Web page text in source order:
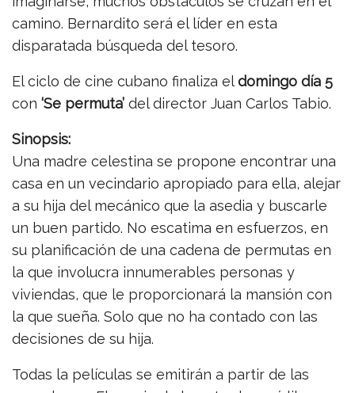
camino. Bernardito será el líder en esta
disparatada búsqueda del tesoro.
El ciclo de cine cubano finaliza eldomingo día 5
con ‘Se permuta’ del director Juan Carlos Tabio.
Sinopsis:
Una madre celestina se propone encontrar una
casa en un vecindario apropiado para ella, alejar
a su hija del mecánico que la asedia y buscarle
un buen partido. No escatima en esfuerzos, en
su planificación de una cadena de permutas en
la que involucra innumerables personas y
viviendas, que le proporcionará la mansión con
la que sueña. Solo que no ha contado con las
decisiones de su hija.
Todas la películas se emitirán a partir de las